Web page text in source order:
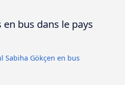
bus dans le pays
Sabiha Gökçen en bus